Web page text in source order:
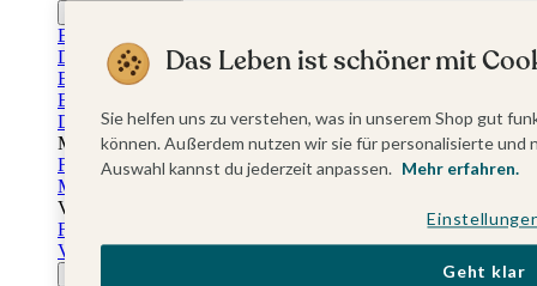
Einladungskarten Firmung
Dankeskarten Firmung
Einschulungskarten
Einladungskarten Einschulung
Danksagung Einschulung
Muttertag
Fotogeschenke Muttertag
Muttertagskarten
Vatertag
Fotogeschenke Vatertag
Vatertagskarten
Das Leben ist schöner mit
Sie helfen uns zu verstehen, was in unserem Shop gut
können. Außerdem nutzen wir sie für personalisierte
Auswahl kannst du jederzeit anpassen. Mehr erfahren.
Geht klar